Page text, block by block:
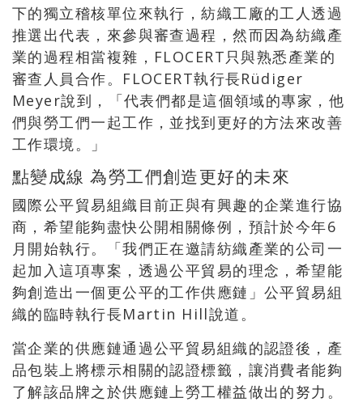
下的獨立稽核單位來執行，紡織工廠的工人透過
推選出代表，來參與審查過程，然而因為紡織產
業的過程相當複雜，FLOCERT只與熟悉產業的
審查人員合作。FLOCERT執行長Rüdiger
Meyer說到，「代表們都是這個領域的專家，他
們與勞工們一起工作，並找到更好的方法來改善
工作環境。」
點變成線 為勞工們創造更好的未來
國際公平貿易組織目前正與有興趣的企業進行協
商，希望能夠盡快公開相關條例，預計於今年6
月開始執行。「我們正在邀請紡織產業的公司一
起加入這項專案，透過公平貿易的理念，希望能
夠創造出一個更公平的工作供應鏈」公平貿易組
織的臨時執行長Martin Hill說道。
當企業的供應鏈通過公平貿易組織的認證後，產
品包裝上將標示相關的認證標籤，讓消費者能夠
了解該品牌之於供應鏈上勞工權益做出的努力。